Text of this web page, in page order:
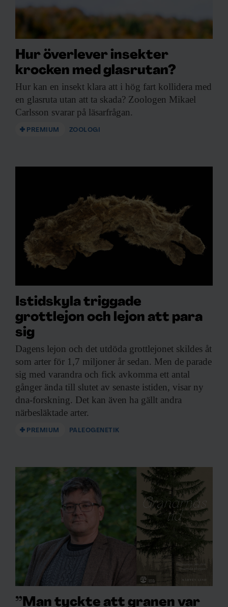
Hur överlever insekter
krocken med glasrutan?
Hur kan en insekt klara att i hög fart kollidera med
en glasruta utan att ta skada? Zoologen Mikael
Carlsson svarar på läsarfrågan.
PREMIUM ZOOLOGI
Istidskyla triggade
grottlejon och lejon att para
sig
Dagens lejon och det utdöda grottlejonet skildes åt
som arter för 1,7 miljoner år sedan. Men de parade
sig med varandra och fick avkomma ett antal
gånger ända till slutet av senaste istiden, visar ny
dna-forskning. Det kan även ha gällt andra
närbesläktade arter.
PREMIUM PALEOGENETIK
”Man tyckte att granen var